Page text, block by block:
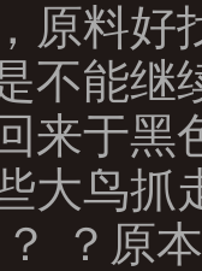
原料好
不能继
来于黑
大鸟抓
？原